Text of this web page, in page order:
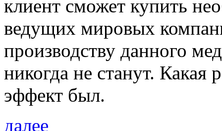
клиент сможет купить
ведущих мировых
производству данного
никогда не станут. Какая
эффект был.
далее